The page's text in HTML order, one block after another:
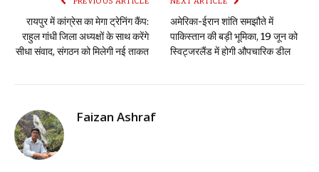
रायपुर में कांग्रेस का मेगा ट्रेनिंग कैंप:
राहुल गांधी जिला अध्यक्षों के साथ करेंगे
सीधा संवाद, संगठन को मिलेगी नई ताकत
अमेरिका-ईरान शांति समझौते में
पाकिस्तान की बड़ी भूमिका, 19 जून को
स्विट्जरलैंड में होगी औपचारिक डील
Faizan Ashraf